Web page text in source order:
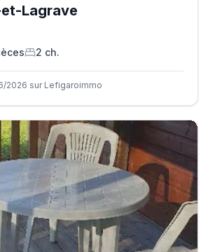
Lagrave
s 2 ch.
2026 sur Lefigaroimmo